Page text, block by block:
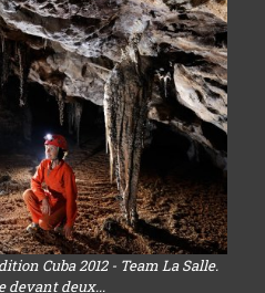
Cuba 2012 - Team La Salle.
devant deux...